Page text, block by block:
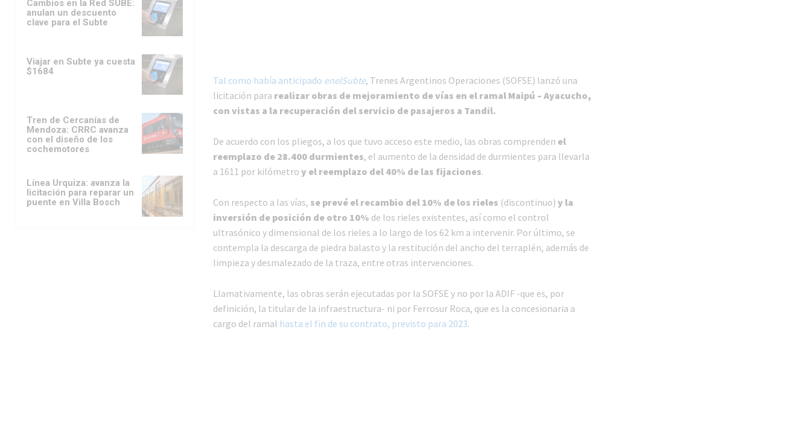
Cambios en la Red SUBE:
anulan un descuento
clave para el Subte
Viajar en Subte ya cuesta
$1684
Tren de Cercanías de
Mendoza: CRRC avanza
con el diseño de los
cochemotores
Línea Urquiza: avanza la
licitación para reparar un
puente en Villa Bosch
Tal como había anticipado enelSubte, Trenes Argentinos Operaciones (SOFSE) lanzó una
licitación para realizar obras de mejoramiento de vías en el ramal Maipú – Ayacucho,
con vistas a la recuperación del servicio de pasajeros a Tandil.
De acuerdo con los pliegos, a los que tuvo acceso este medio, las obras comprenden el
reemplazo de 28.400 durmientes, el aumento de la densidad de durmientes para llevarla
a 1611 por kilómetro y el reemplazo del 40% de las fijaciones.
Con respecto a las vías, se prevé el recambio del 10% de los rieles (discontinuo) y la
inversión de posición de otro 10% de los rieles existentes, así como el control
ultrasónico y dimensional de los rieles a lo largo de los 62 km a intervenir. Por último, se
contempla la descarga de piedra balasto y la restitución del ancho del terraplén, además de
limpieza y desmalezado de la traza, entre otras intervenciones.
Llamativamente, las obras serán ejecutadas por la SOFSE y no por la ADIF -que es, por
definición, la titular de la infraestructura- ni por Ferrosur Roca, que es la concesionaria a
cargo del ramal hasta el fin de su contrato, previsto para 2023.